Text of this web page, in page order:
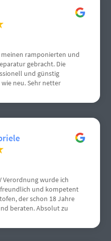
meinen ramponierten und
gebracht. Die
und günstig
neu. Sehr netter
Verordnung wurde ich
und kompetent
der schon 18 Jahre
beraten. Absolut zu